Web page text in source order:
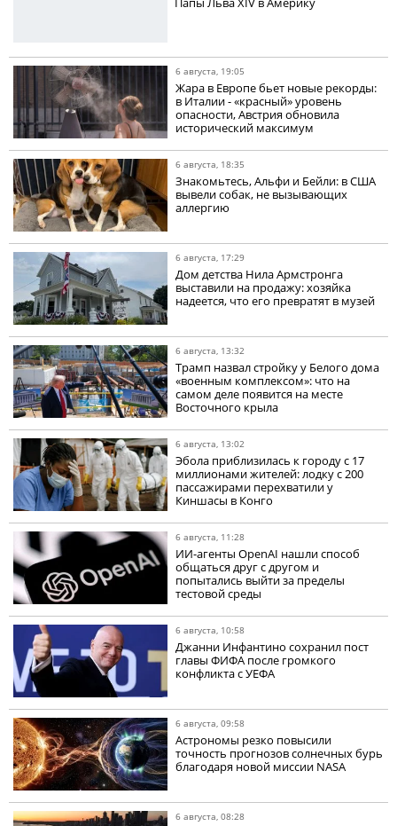
6 августа, 19:05
Жара в Европе бьет новые рекорды:
в Италии - «красный» уровень
опасности, Австрия обновила
исторический максимум
6 августа, 18:35
Знакомьтесь, Альфи и Бейли: в США
вывели собак, не вызывающих
аллергию
6 августа, 17:29
Дом детства Нила Армстронга
выставили на продажу: хозяйка
надеется, что его превратят в музей
6 августа, 13:32
Трамп назвал стройку у Белого дома
«военным комплексом»: что на
самом деле появится на месте
Восточного крыла
6 августа, 13:02
Эбола приблизилась к городу с 17
миллионами жителей: лодку с 200
пассажирами перехватили у
Киншасы в Конго
6 августа, 11:28
ИИ-агенты OpenAI нашли способ
общаться друг с другом и
попытались выйти за пределы
тестовой среды
6 августа, 10:58
Джанни Инфантино сохранил пост
главы ФИФА после громкого
конфликта с УЕФА
6 августа, 09:58
Астрономы резко повысили
точность прогнозов солнечных бурь
благодаря новой миссии NASA
6 августа, 08:28